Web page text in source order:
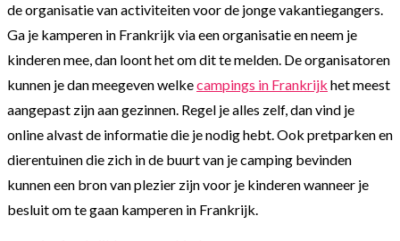
de organisatie van activiteiten voor de jonge vakantiegangers.
Ga je kamperen in Frankrijk via een organisatie en neem je
kinderen mee, dan loont het om dit te melden. De organisatoren
kunnen je dan meegeven welkecampings in Frankrijk het meest
aangepast zijn aan gezinnen. Regel je alles zelf, dan vind je
online alvast de informatie die je nodig hebt. Ook pretparken en
dierentuinen die zich in de buurt van je camping bevinden
kunnen een bron van plezier zijn voor je kinderen wanneer je
besluit om te gaan kamperen in Frankrijk.